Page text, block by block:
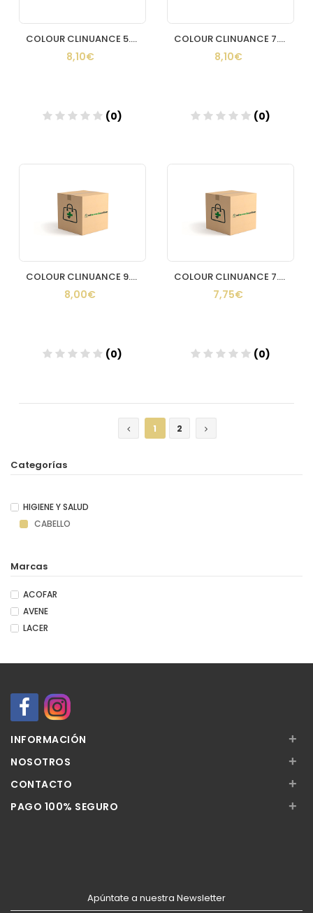
COLOUR CLINUANCE 5.0 CASTAÑO CLARO
8,10€
(0)
COLOUR CLINUANCE 7.0 RUBIO
8,10€
(0)
COLOUR CLINUANCE 9.0 RUBIO MUY CLARO
8,00€
(0)
COLOUR CLINUANCE 7.3 RUBIO DORADO
7,75€
(0)
1
2
Categorías
HIGIENE Y SALUD
CABELLO
Marcas
ACOFAR
AVENE
LACER
INFORMACIÓN +
NOSOTROS +
CONTACTO +
PAGO 100% SEGURO +
Apúntate a nuestra Newsletter